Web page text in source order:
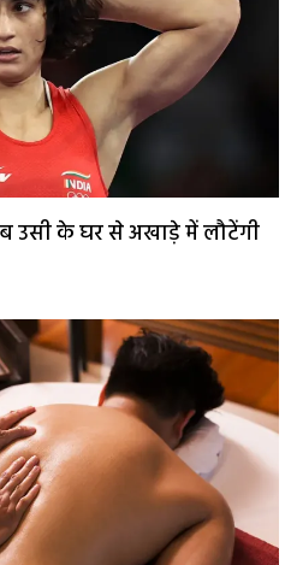
उसी के घर से अखाड़े में लौटेंगी